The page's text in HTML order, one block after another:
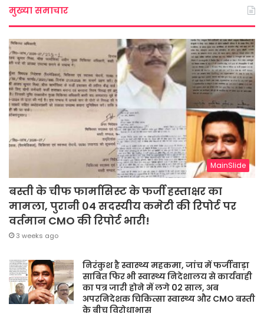
मुख्या समाचार
MainSlide
बस्ती के चीफ फार्मासिस्ट के फर्जी हस्ताक्षर का
मामला, पुरानी 04 सदस्यीय कमेटी की रिपोर्ट पर
वर्तमान CMO की रिपोर्ट भारी!
3 weeks ago
निरंकुश है स्वास्थ्य महकमा, जांच में फर्जीवाड़ा
साबित फिर भी स्वास्थ्य निदेशालय से कार्यवाही
का पत्र जारी होने में लगे 02 साल, अब
अपरनिदेशक चिकित्सा स्वास्थ्य और CMO बस्ती
के बीच विरोधाभास